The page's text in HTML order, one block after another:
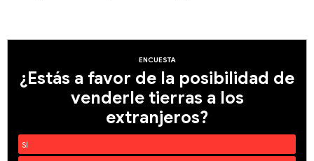
ENCUESTA
¿Estás a favor de la posibilidad de
venderle tierras a los
extranjeros?
SÍ